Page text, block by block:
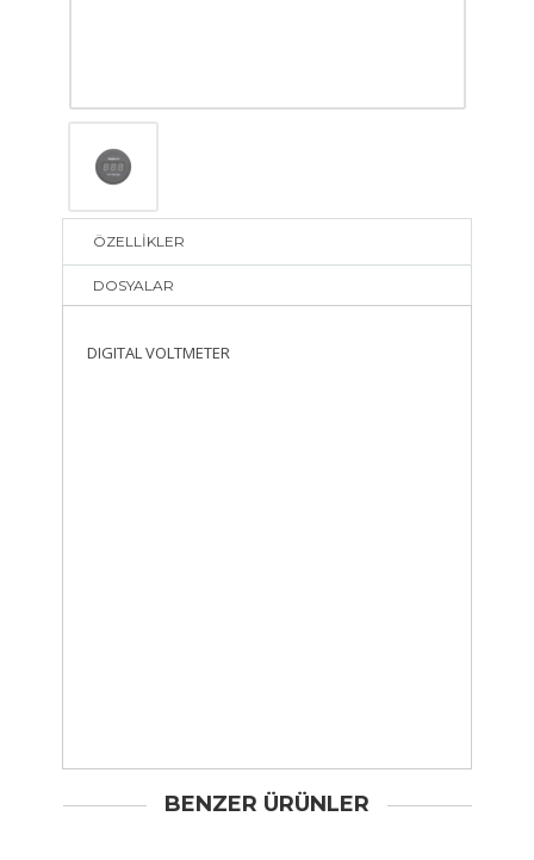
ÖZELLİKLER
DOSYALAR
DIGITAL VOLTMETER
BENZER ÜRÜNLER